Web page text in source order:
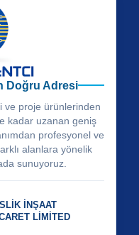
Doğru Adresi
ve proje ürünlerinden
kadar uzanan geniş
profesyonel ve
alanlara yönelik
sunuyoruz.
İNŞAAT
LİMİTED